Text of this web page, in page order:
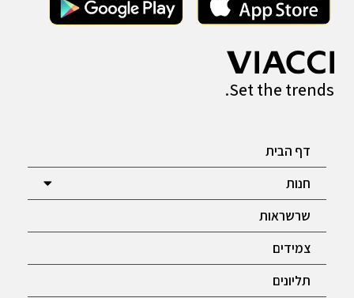
Set the trends.
דף הבית
חנות
שרשראות
צמידים
תליונים